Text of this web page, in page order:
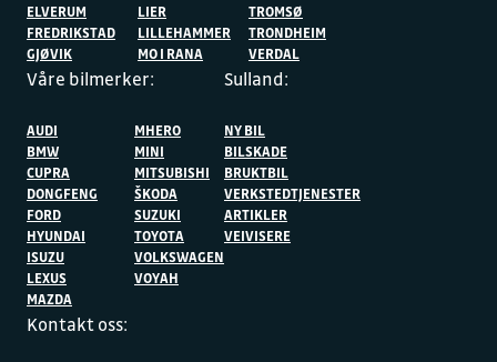
ELVERUM
FREDRIKSTAD
GJØVIK
LIER
LILLEHAMMER
MO I RANA
TROMSØ
TRONDHEIM
VERDAL
Våre bilmerker:
AUDI
BMW
CUPRA
DONGFENG
FORD
HYUNDAI
ISUZU
LEXUS
MAZDA
MHERO
MINI
MITSUBISHI
ŠKODA
SUZUKI
TOYOTA
VOLKSWAGEN
VOYAH
Sulland:
NY BIL
BILSKADE
BRUKTBIL
VERKSTEDTJENESTER
ARTIKLER
VEIVISERE
Kontakt oss: